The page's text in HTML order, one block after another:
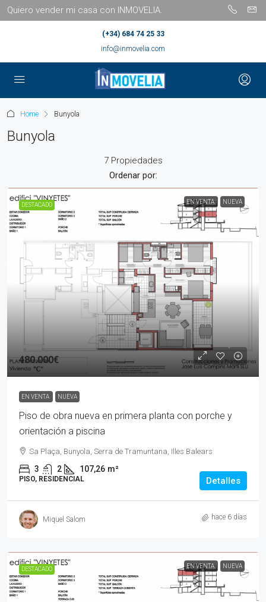
Quiero vender mi casa con INMOVELIA.
(+34) 684 74 25 33
info@inmovelia.com
Home Bunyola
Bunyola
7 Propiedades
Ordenar por:
DESTACADO EN VENTA NUEVA
480.000€
EN VENTA NUEVA
Piso de obra nueva en primera planta con porche y
orientación a piscina
Sa Plaça, Bunyola, Serra de Tramuntana, Illes Balears
3 2 107,26 m²
PISO, RESIDENCIAL Detalles
Miquel Salom hace 6 días
DESTACADO EN VENTA NUEVA